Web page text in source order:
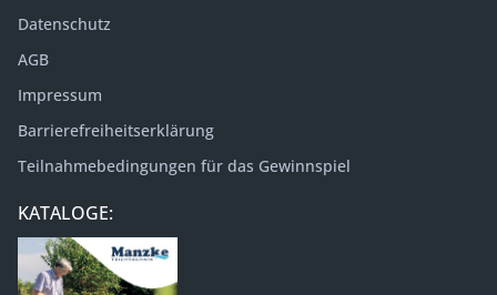
Datenschutz
AGB
Impressum
Barrierefreiheitserklärung
Teilnahmebedingungen für das Gewinnspiel
KATALOGE: